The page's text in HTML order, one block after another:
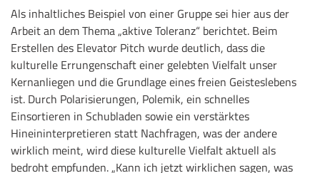
Als inhaltliches Beispiel von einer Gruppe sei hier aus der
Arbeit an dem Thema „aktive Toleranz“ berichtet. Beim
Erstellen des Elevator Pitch wurde deutlich, dass die
kulturelle Errungenschaft einer gelebten Vielfalt unser
Kernanliegen und die Grundlage eines freien Geisteslebens
ist. Durch Polarisierungen, Polemik, ein schnelles
Einsortieren in Schubladen sowie ein verstärktes
Hineininterpretieren statt Nachfragen, was der andere
wirklich meint, wird diese kulturelle Vielfalt aktuell als
bedroht empfunden. „Kann ich jetzt wirklichen sagen, was